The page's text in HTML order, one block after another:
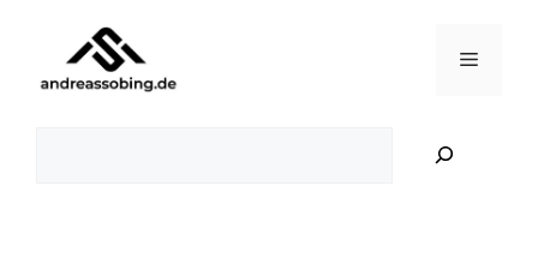
springen
Menü